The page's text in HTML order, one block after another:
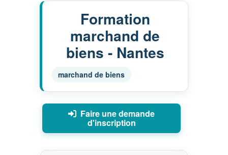
Formation
marchand de
biens - Nantes
marchand de biens